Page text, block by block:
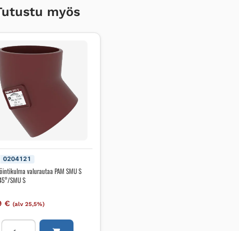
myös
0204121
valurautaa PAM SMU S
SMU S
€ (alv 25,5%)
Viemäröintikulma